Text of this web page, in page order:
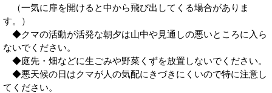
（一気に扉を開けると中から飛び出してくる場合がありま
す。）
◆クマの活動が活発な朝夕は山中や見通しの悪いところに入ら
ないでください。
◆庭先・畑などに生ごみや野菜くずを放置しないでください。
◆悪天候の日はクマが人の気配にきづきにくいので特に注意し
てください。